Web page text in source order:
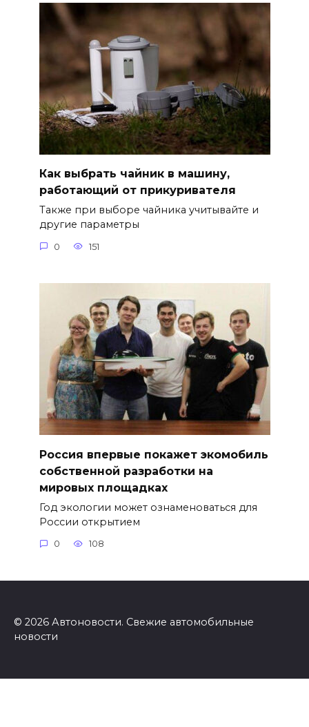
Как выбрать чайник в машину,
работающий от прикуривателя
Также при выборе чайника учитывайте и
другие параметры
0 151
Россия впервые покажет экомобиль
собственной разработки на
мировых площадках
Год экологии может ознаменоваться для
России открытием
0 108
© 2026 Автоновости. Свежие автомобильные
новости